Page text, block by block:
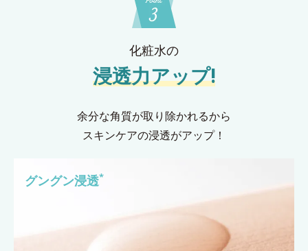
化粧水の
浸透力アップ!
余分な角質が取り除かれるから
スキンケアの浸透がアップ！
グングン浸透*